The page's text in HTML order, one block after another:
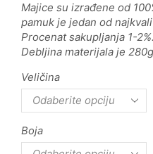
Majice su izrađene od
pamuk je jedan od
Procenat sakupljanja 1-2%.
Debljina materijala je
Veličina
Boja